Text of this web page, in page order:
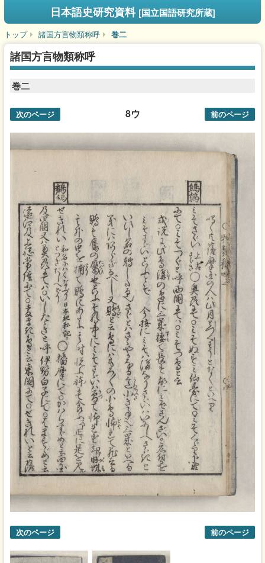
日本語史研究資料 [国立国語研究所蔵]
トップ 諸国方言物類称呼 巻二
諸国方言物類称呼
巻二
8ウ
次のページ 前のページ
次のページ 前のページ